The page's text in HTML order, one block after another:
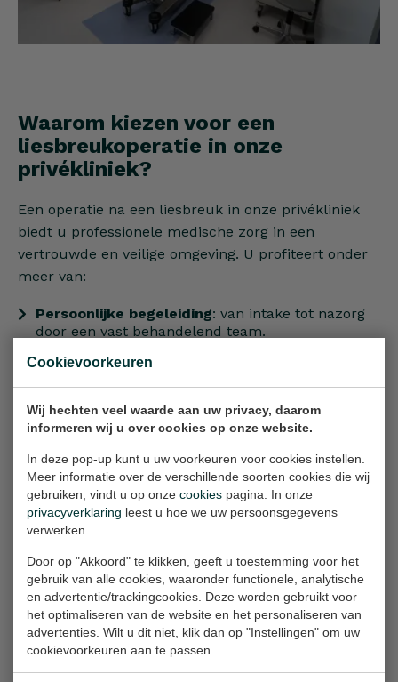
Cookievoorkeuren
Wij hechten veel waarde aan uw privacy, daarom
informeren wij u over cookies op onze website.
In deze pop-up kunt u uw voorkeuren voor cookies instellen.
Meer informatie over de verschillende soorten cookies die wij
gebruiken, vindt u op onze cookies pagina. In onze
privacyverklaring leest u hoe we uw persoonsgegevens
verwerken.
Door op "Akkoord" te klikken, geeft u toestemming voor het
gebruik van alle cookies, waaronder functionele, analytische
en advertentie/trackingcookies. Deze worden gebruikt voor
het optimaliseren van de website en het personaliseren van
advertenties. Wilt u dit niet, klik dan op "Instellingen" om uw
cookievoorkeuren aan te passen.
Waarom kiezen voor een
liesbreukoperatie in onze
privékliniek?
Een operatie na een liesbreuk in onze privékliniek
biedt u professionele medische zorg in een
vertrouwde en veilige omgeving. U profiteert onder
meer van:
Persoonlijke begeleiding: van intake tot nazorg
door een vast behandelend team.
Kwalitatieve ingreep
Snelle dagbehandeling
: goede planning zonder
lange wachttijden in het ziekenhuis.
verkoeverunit voor u weer naar huis gaat.
Hoog veiligheidsniveau: gecertificeerde OK-
faciliteiten, inclusiefoperatiekamersvolgens
ISO-normen.
Een operatie in onze privékliniek is gericht op uw
comfort en een snel herstel van de liesbreuk. Ook
ontvangen wij cliënten die op zoek zijn naar een
ervarenplastisch chirurgvoor cosmetische
ingrepen, steeds met dezelfde aandacht voor
kwaliteit en discretie.